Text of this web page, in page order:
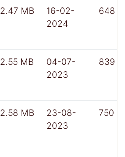
2.47 MB
16-02-
2024
648
2.55 MB
04-07-
2023
839
2.58 MB
23-08-
2023
750